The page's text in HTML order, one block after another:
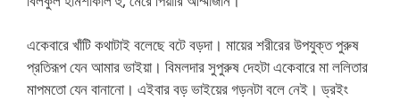
একেবারে খাঁটি কথাটাই বলেছে বটে বড়দা। মায়ের শরীরের উপযুক্ত পুরুষ
প্রতিরূপ যেন আমার ভাইয়া। বিমলদার সুপুরুষ দেহটা একেবারে মা ললিতার
মাপমতো যেন বানানো। এইবার বড় ভাইয়ের গড়নটা বলে নেই। ড্রইং